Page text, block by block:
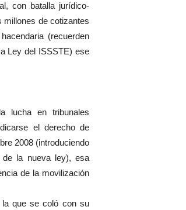
con batalla jurídico-
millones de cotizantes
(recuerden
Ley del ISSSTE) ese
lucha en tribunales
el derecho de
2008 (introduciendo
de la nueva ley), esa
de la movilización
la que se coló con su